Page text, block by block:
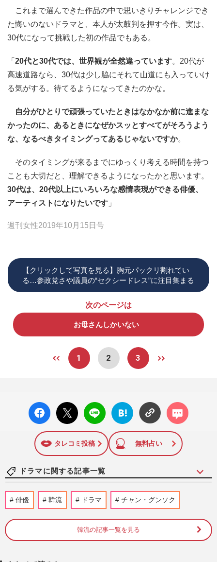
これまで選んできた作品の中で思いきりチャレンジでき
た悔いのないドラマと、本人が太鼓判を押す今作。実は、
30代になって挑戦した初の作品でもある。
「 20代と30代では、世界観が全然違っています。20代が
高速道路なら、30代は少し脇にそれて山道にも入っていけ
る気がする。待てるようになってきたのかな。
自分がひとりで頑張っていたときはなかなか前に進まな
かったのに、あるときになぜかスッとすべてがそろうよう
な、なるべきタイミングってあるじゃないですか。
そのタイミングが来るまでにゆっくり考える時間を持つ
ことも大切だと、理解できるようになったかと思います。
30代は、20代以上にいろいろな感情表現ができる俳優、
アーティストになりたいです 」
週刊女性2019年10月15日号
【クリックして写真を見る】胸元パックリ割れてい
る…参政党さや議員の“セクシードレス”に注目集まる
次のページは
お母さんしかいない
1 2 3
facebo
ok い
X ポス
ト
LINE
はてな
ブック
に追加
コメン
ト
タレコミ投稿 無料占い
ドラマに関する記事一覧
《堺雅人のドラマ「当たり役」ランキン
グ》新シーズン開始の『VIVANT』を抑え
週刊女性2026年8月11日号 5時間前
俳優 韓流 ドラマ チャン・グンソク
韓流の記事一覧を見る